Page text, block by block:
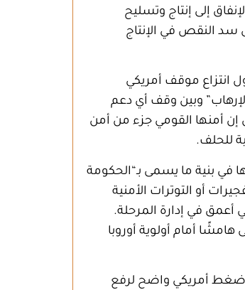
إلى إنتاج وتسليح
سد النقص في الإنتاج
انتزاع موقف أمريكي
وبين وقف أي دعم
إن أمنها القومي جزء من أمن
للحلف.
في بنية ما يسمى بـ“الحكومة
أو التوترات الأمنية
في إدارة المرحلة.
أمام أولوية أوروبا
ضغط أمريكي واضح لرفع